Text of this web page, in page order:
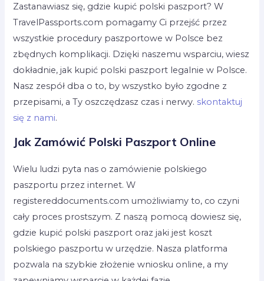
Zastanawiasz się, gdzie kupić polski paszport? W
TravelPassports.com pomagamy Ci przejść przez
wszystkie procedury paszportowe w Polsce bez
zbędnych komplikacji. Dzięki naszemu wsparciu, wiesz
dokładnie, jak kupić polski paszport legalnie w Polsce.
Nasz zespół dba o to, by wszystko było zgodne z
przepisami, a Ty oszczędzasz czas i nerwy. skontaktuj
się z nami.
Jak Zamówić Polski Paszport Online
Wielu ludzi pyta nas o zamówienie polskiego
paszportu przez internet. W
registereddocuments.com umożliwiamy to, co czyni
cały proces prostszym. Z naszą pomocą dowiesz się,
gdzie kupić polski paszport oraz jaki jest koszt
polskiego paszportu w urzędzie. Nasza platforma
pozwala na szybkie złożenie wniosku online, a my